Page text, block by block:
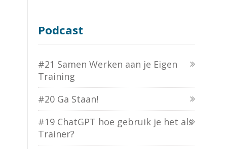
Podcast
#21 Samen Werken aan je Eigen
Training
#20 Ga Staan!
#19 ChatGPT hoe gebruik je het als
Trainer?